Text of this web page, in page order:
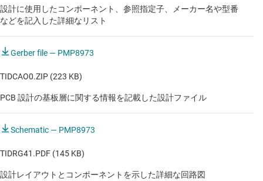
設計に使用したコンポーネント、参照指定子、メーカー名や型番
などを記入した詳細なリスト
Gerber file — PMP8973
TIDCAO0.ZIP (223 KB)
PCB 設計の基板層に関する情報を記載した設計ファイル
Schematic — PMP8973
TIDRG41.PDF (145 KB)
設計レイアウトとコンポーネントを示した詳細な回路図